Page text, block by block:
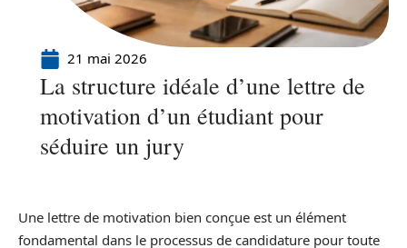
21 mai 2026
La structure idéale d’une lettre de
motivation d’un étudiant pour
séduire un jury
Une lettre de motivation bien conçue est un élément
fondamental dans le processus de candidature pour toute